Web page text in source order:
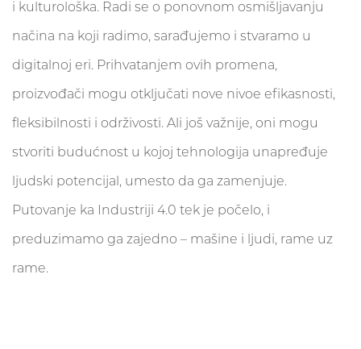
i kulturološka. Radi se o ponovnom osmišljavanju
načina na koji radimo, sarađujemo i stvaramo u
digitalnoj eri. Prihvatanjem ovih promena,
proizvođači mogu otključati nove nivoe efikasnosti,
fleksibilnosti i održivosti. Ali još važnije, oni mogu
stvoriti budućnost u kojoj tehnologija unapređuje
ljudski potencijal, umesto da ga zamenjuje.
Putovanje ka Industriji 4.0 tek je počelo, i
preduzimamo ga zajedno – mašine i ljudi, rame uz
rame.